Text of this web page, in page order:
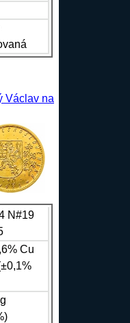
Václav na
N#19
Cu